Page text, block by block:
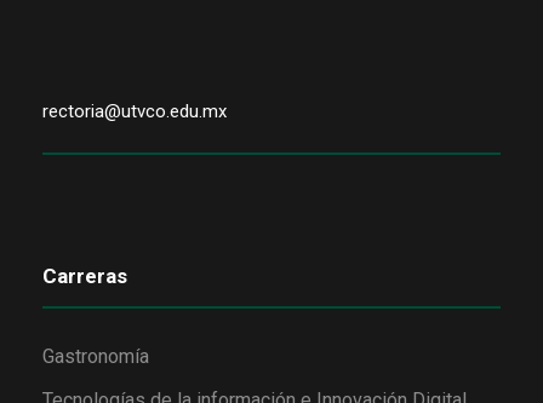
rectoria@utvco.edu.mx
Carreras
Gastronomía